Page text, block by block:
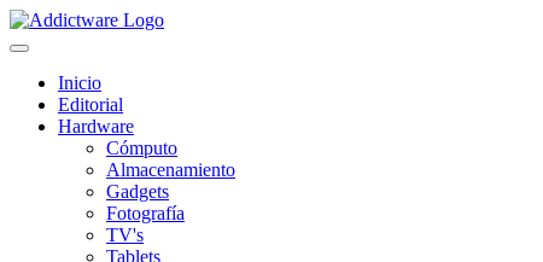
Inicio
Editorial
Hardware
Cómputo
Almacenamiento
Gadgets
Fotografía
TV's
Tablets